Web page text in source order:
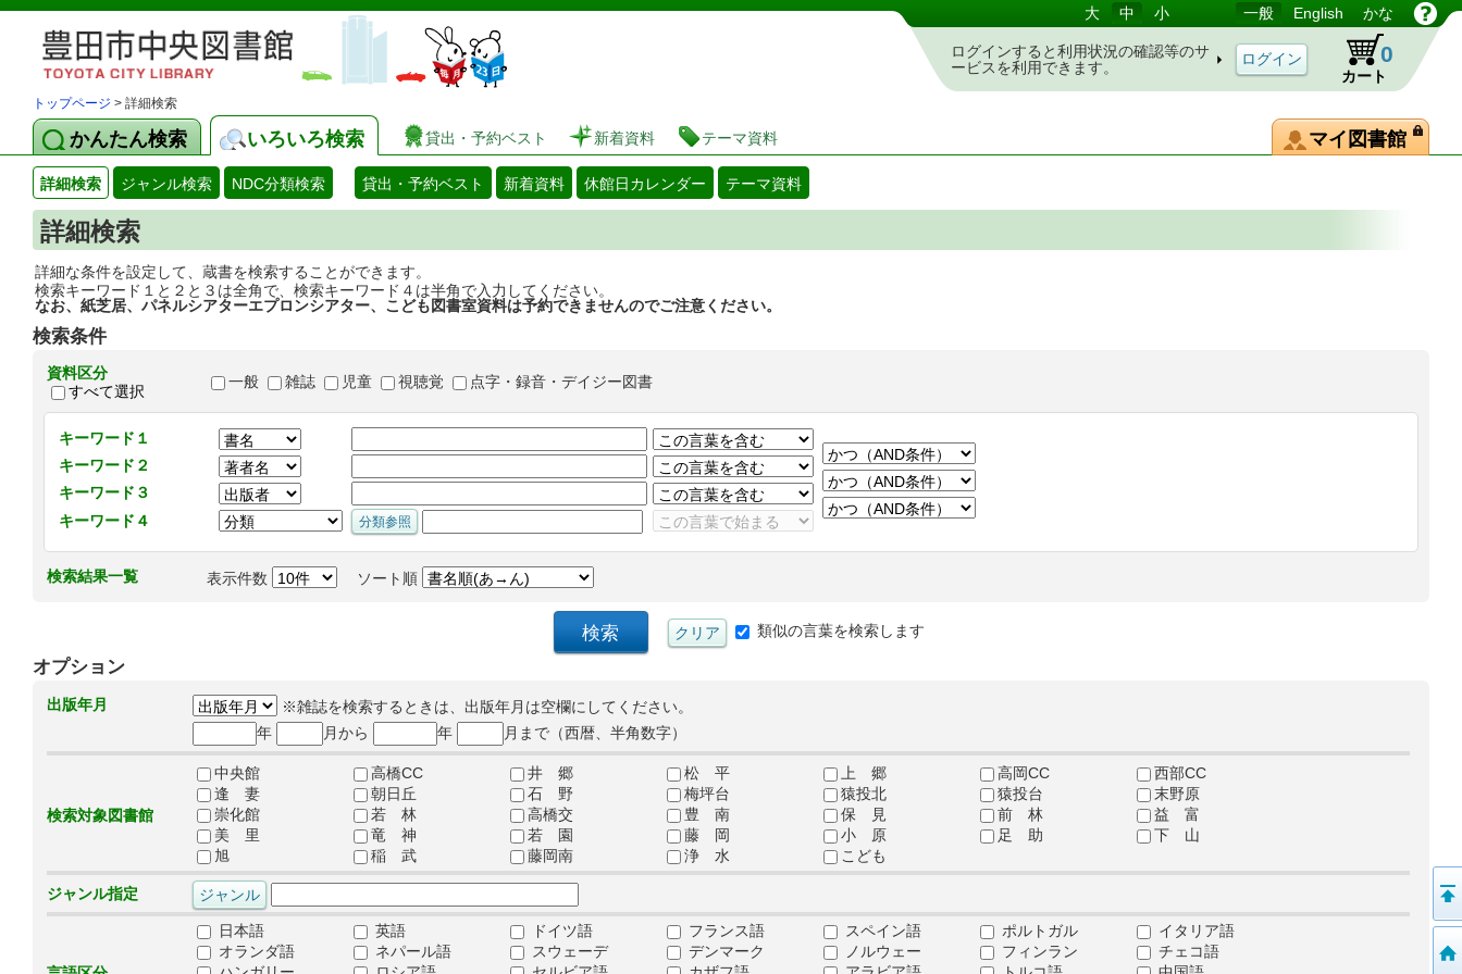
図書館 蔵書検索・予約システム 大 中 小 一般 English かな
ログインすると利用状況の確認等のサ
ービスを利用できます。
カート
0
トップページ > 詳細検索
かんたん検索 いろいろ検索 貸出・予約ベスト 新着資料 テーマ資料 マイ図書館
詳細検索 ジャンル検索 NDC分類検索 貸出・予約ベスト 新着資料 休館日カレンダー テーマ資料
詳細検索
詳細な条件を設定して、蔵書を検索することができます。
検索キーワード１と２と３は全角で、検索キーワード４は半角で入力してください。
なお、紙芝居、パネルシアターエプロンシアター、こども図書室資料は予約できませんのでご注意ください。
検索条件
資料区分
すべて選択
一般 雑誌 児童 視聴覚 点字・録音・デイジー図書
キーワード１
キーワード２
キーワード３
キーワード４
検索結果一覧 表示件数 ソート順
類似の言葉を検索します
オプション
出版年月
※雑誌を検索するときは、出版年月は空欄にしてください。
年
月から 年 月まで（西暦、半角数字）
検索対象図書館
中央館 高橋CC 井 郷 松 平 上 郷 高岡CC
西部CC
逢 妻
朝日丘 石 野 梅坪台 猿投北 猿投台
末野原
崇化館
若 林 高橋交 豊 南 保 見 前 林
益 富
美 里
竜 神 若 園 藤 岡 小 原 足 助
下 山
旭
稲 武 藤岡南 浄 水 こども
ジャンル指定
日本語 英語 ドイツ語 フランス語 スペイン語 ポルトガル
イタリア語
オランダ語
ネパール語 スウェーデ デンマーク ノルウェー フィンラン
チェコ語